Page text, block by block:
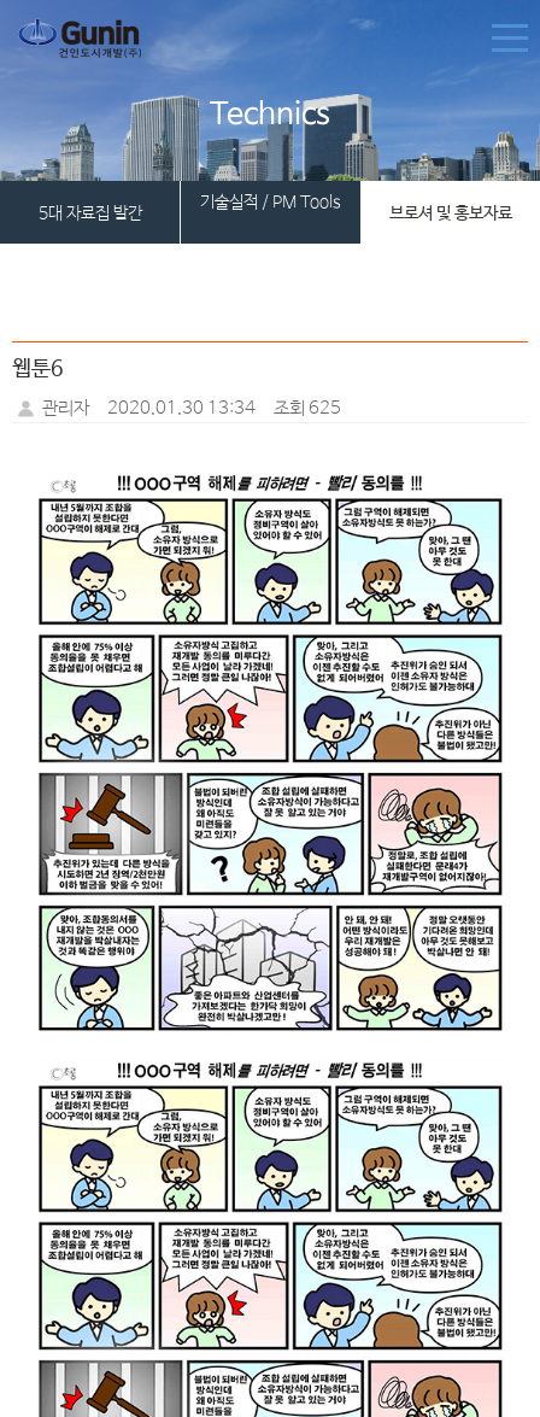
Technics
5대 자료집 발간
기술실적 / PM Tools
브로셔 및 홍보자료
웹툰6
관리자 2020.01.30 13:34 조회 625